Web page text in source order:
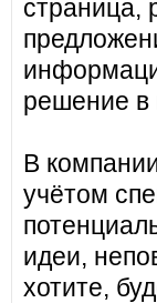
страница,
решение в
В
учётом
идеи,
хотите,